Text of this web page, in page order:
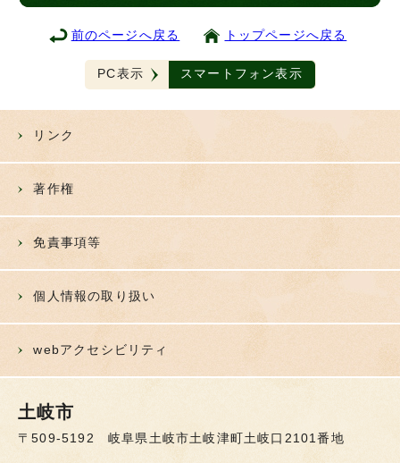
前のページへ戻る トップページへ戻る
PC表示 スマートフォン表示
リンク
著作権
免責事項等
個人情報の取り扱い
webアクセシビリティ
土岐市
〒509-5192 岐阜県土岐市土岐津町土岐口2101番地